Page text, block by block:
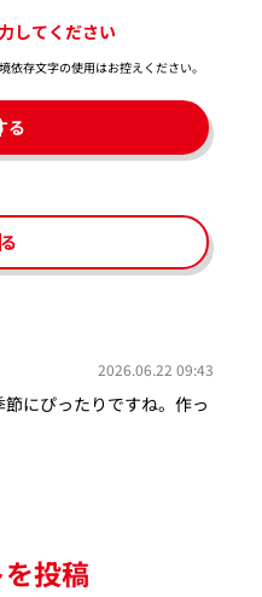
してください
存文字の使用はお控えください。​
る
2026.06.22 09:43
にぴったりですね。作っ
投稿